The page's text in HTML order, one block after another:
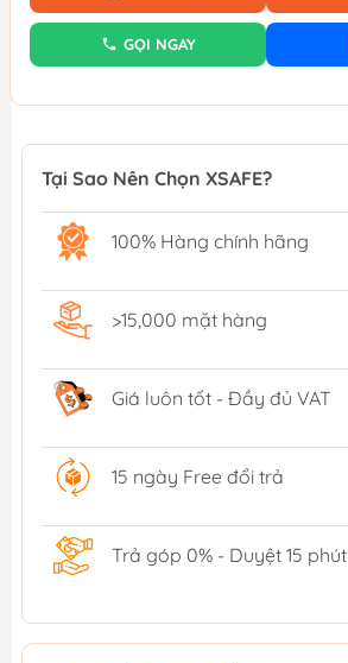
GỌI NGAY
Tại Sao Nên Chọn XSAFE?
100% Hàng chính hãng
>15,000 mặt hàng
Giá luôn tốt - Đầy đủ VAT
15 ngày Free đổi trả
Trả góp 0% - Duyệt 15 phút